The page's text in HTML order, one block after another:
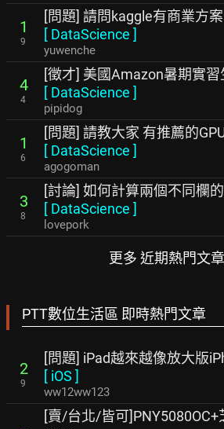
1
9
[問題] 請問kaggle有商業方
[ DataScience ]
yuwenche
4
4
[徵才] 美國Amazon暑期實習
[ DataScience ]
pipidog
1
6
[問題] 請教大家 有推薦的
[ DataScience ]
agogoman
3
8
[討論] 如何計算兩個不同欄
[ DataScience ]
lovepork
更多 近期熱門文
PTT數位生活區 即時熱門文章
2
9
[問題] iPad越來越像放大版
[ iOS ]
ww12ww123
[賣/台北/皆可]PNY5080OC+